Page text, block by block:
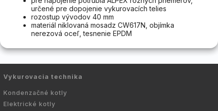
určené pre dopojenie vykurovacích telies
rozostup vývodov 40 mm
materiál niklovaná mosadz CW617N, objímka
nerezová oceľ, tesnenie EPDM
Vykurovacia technika
Kondenzačné kotly
Elektrické kotly